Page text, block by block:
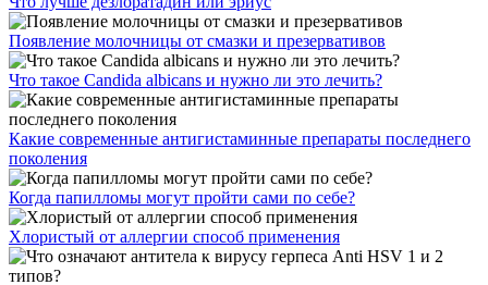
Появление молочницы от смазки и презервативов
Что такое Candida albicans и нужно ли это лечить?
Какие современные антигистаминные препараты последнего
поколения
Когда папилломы могут пройти сами по себе?
Хлористый от аллергии способ применения